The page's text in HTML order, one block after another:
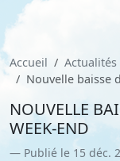
Accueil
Actualités
Nouvelle baisse
NOUVELLE
WEEK-END
Publié le 15 déc.